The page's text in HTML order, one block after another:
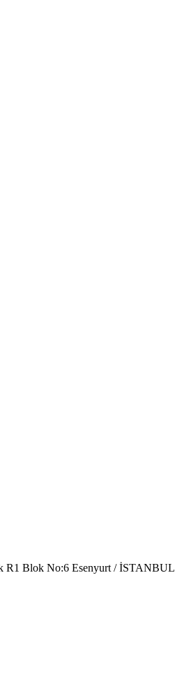
R1 Blok No:6 Esenyurt / İSTANBUL